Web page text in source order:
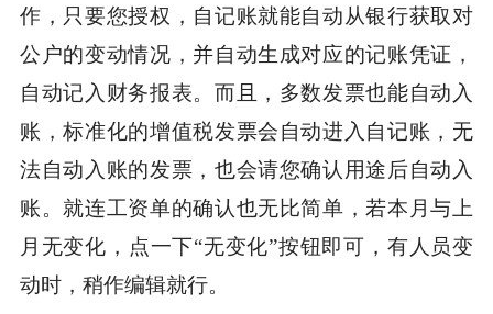
作，只要您授权，自记账就能自动从银行获取对
公户的变动情况，并自动生成对应的记账凭证，
自动记入财务报表。而且，多数发票也能自动入
账，标准化的增值税发票会自动进入自记账，无
法自动入账的发票，也会请您确认用途后自动入
账。就连工资单的确认也无比简单，若本月与上
月无变化，点一下“无变化”按钮即可，有人员变
动时，稍作编辑就行。